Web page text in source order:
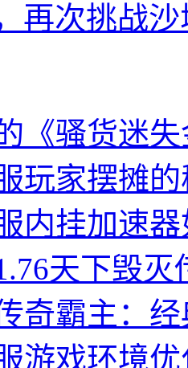
再次挑战
《骚货迷
玩家摆摊
内挂加速
天下毁灭
奇霸主：
游戏环境